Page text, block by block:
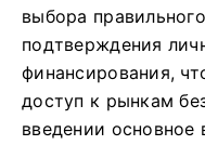
выбора
подтверждения
финансирования,
доступ к рынкам
введении основное